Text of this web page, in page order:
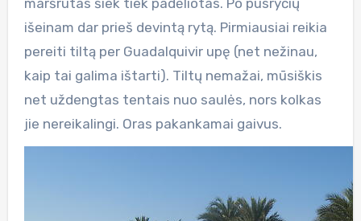
išeinam dar prieš devintą rytą. Pirmiausiai reikia
pereiti tiltą per Guadalquivir upę (net nežinau,
kaip tai galima ištarti). Tiltų nemažai, mūsiškis
net uždengtas tentais nuo saulės, nors kolkas
jie nereikalingi. Oras pakankamai gaivus.